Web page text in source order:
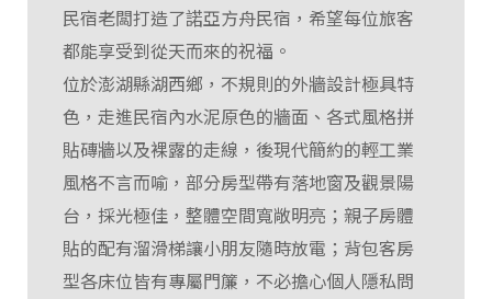
民宿老闆打造了諾亞方舟民宿，希望每位旅客
都能享受到從天而來的祝福。
位於澎湖縣湖西鄉，不規則的外牆設計極具特
色，走進民宿內水泥原色的牆面、各式風格拼
貼磚牆以及裸露的走線，後現代簡約的輕工業
風格不言而喻，部分房型帶有落地窗及觀景陽
台，採光極佳，整體空間寬敞明亮；親子房體
貼的配有溜滑梯讓小朋友隨時放電；背包客房
型各床位皆有專屬門簾，不必擔心個人隱私問